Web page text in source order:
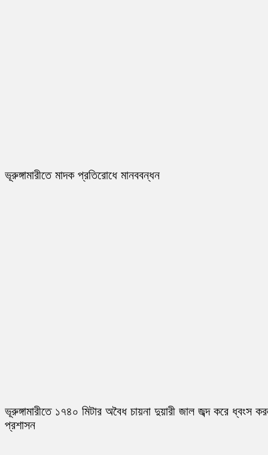
ভূরুঙ্গামারীতে মাদক প্রতিরোধে মানববন্ধন
ভূরুঙ্গামারীতে ১৭৪০ মিটার অবৈধ চায়না দুয়ারী জাল জব্দ করে ধ্বংস
প্রশাসন